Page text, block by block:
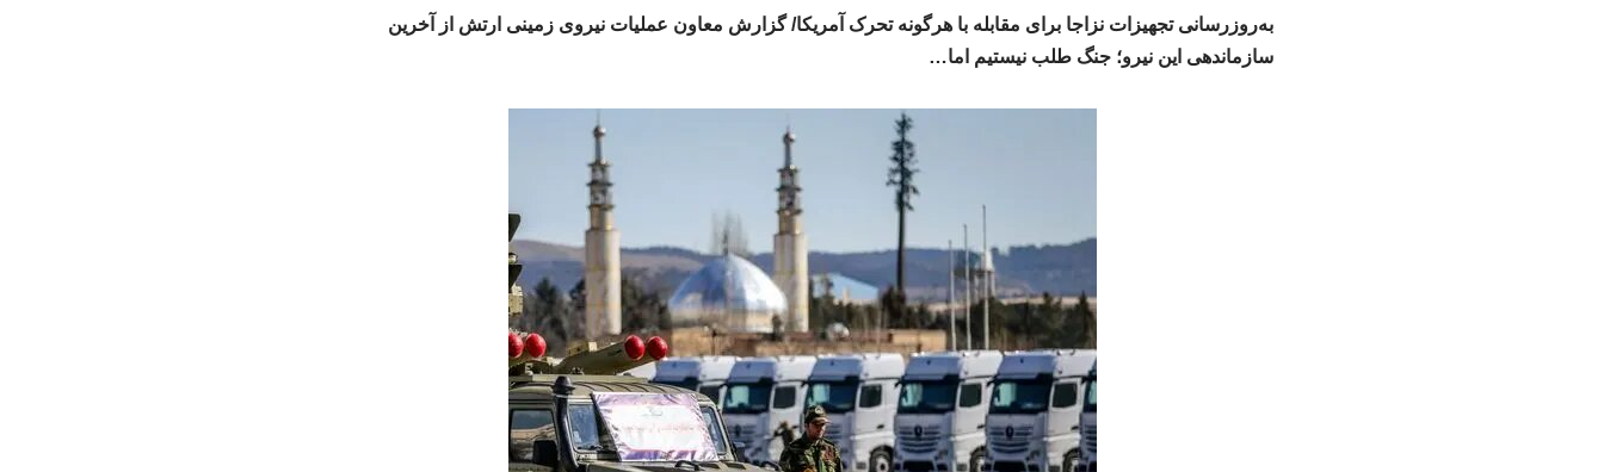
به‌روزرسانی تجهیزات نزاجا برای مقابله با هرگونه تحرک آمریکا/ گزارش معاون عملیات نیروی زمینی ارتش از آخرین
سازماندهی این نیرو؛ جنگ طلب نیستیم اما…